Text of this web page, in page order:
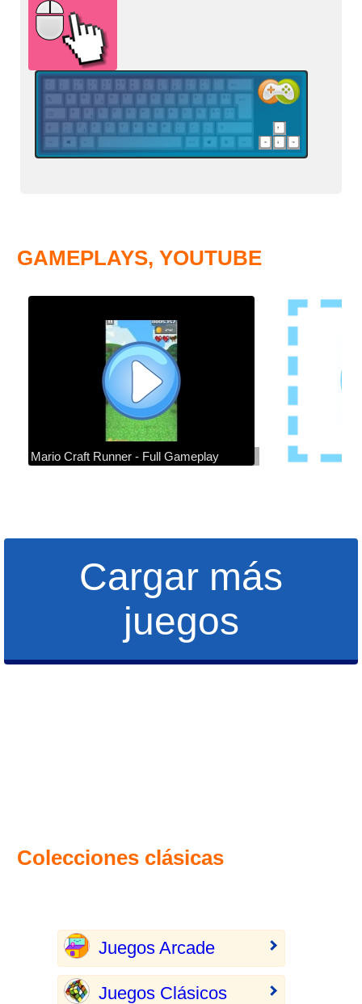
GAMEPLAYS, YOUTUBE
Mario Craft Runner - Full Gameplay
Cargar más
juegos
Colecciones clásicas
Juegos Arcade
Juegos Clásicos